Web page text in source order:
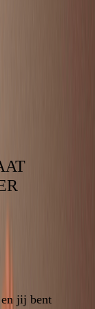
jij bent
PRAAT
VADER
ouders.